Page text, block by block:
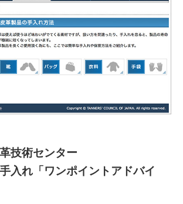
技術センター
手入れ「ワンポイントアドバイ